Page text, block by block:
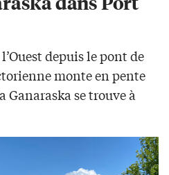
depuis le pont de
monte en pente
Ganaraska se trouve à